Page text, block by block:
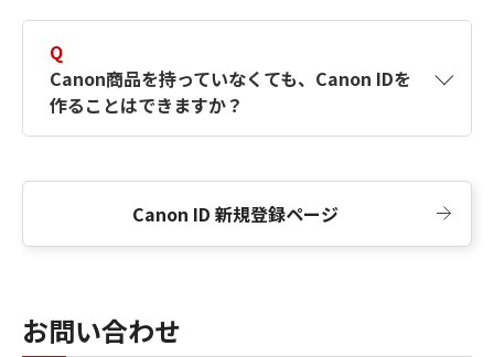
Q
Canon商品を持っていなくても、Canon IDを
作ることはできますか？
Canon ID 新規登録ページ
お問い合わせ